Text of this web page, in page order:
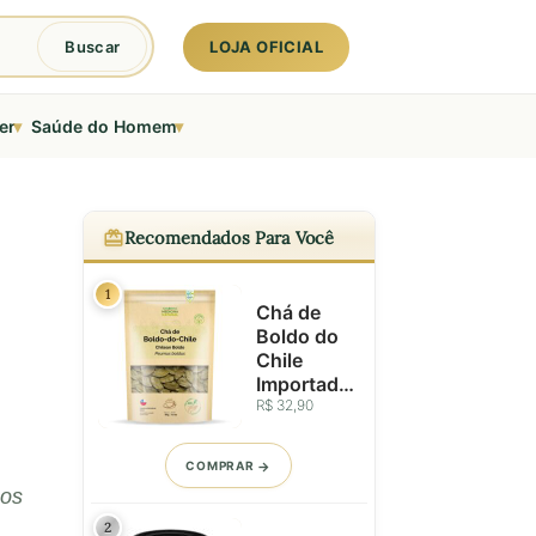
Buscar LOJA OFICIAL
▾ Saúde do Homem▾
Recomendados Para Você
1
Chá de
Boldo do
Chile
Importado
- Folhas
das - 50g
R$ 32,90
COMPRAR
2